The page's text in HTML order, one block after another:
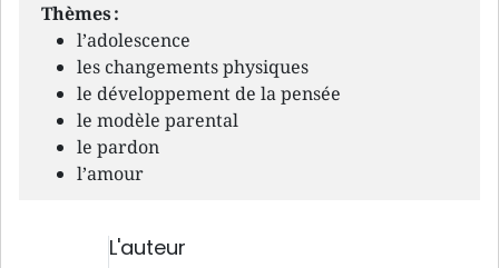
Thèmes :
l’adolescence
les changements physiques
le développement de la pensée
le modèle parental
le pardon
l’amour
L'auteur